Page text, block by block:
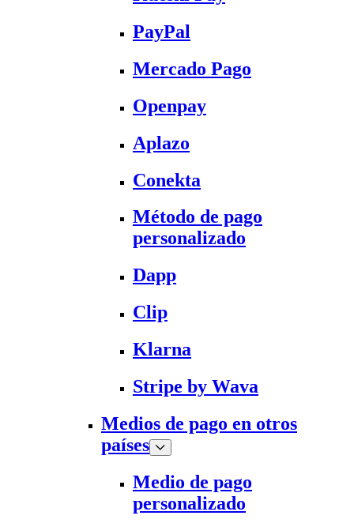
PayPal
Mercado Pago
Openpay
Aplazo
Conekta
Método de pago
personalizado
Dapp
Clip
Klarna
Stripe by Wava
Medios de pago en otros
países
Medio de pago
personalizado